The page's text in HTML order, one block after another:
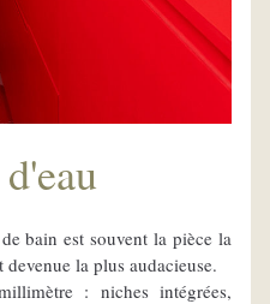
bain est souvent la pièce la
la plus audacieuse.
: niches intégrées,